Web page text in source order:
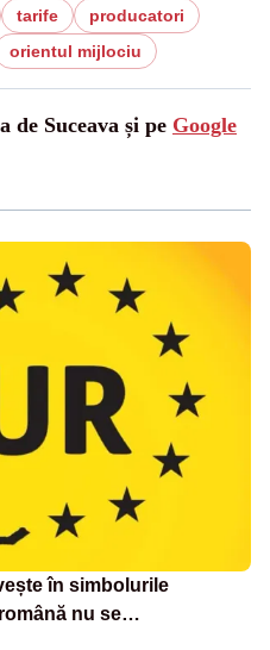
tarife
producatori
orientul mijlociu
de Suceava și pe Google
în simbolurile
nu se
se sărbătorește!